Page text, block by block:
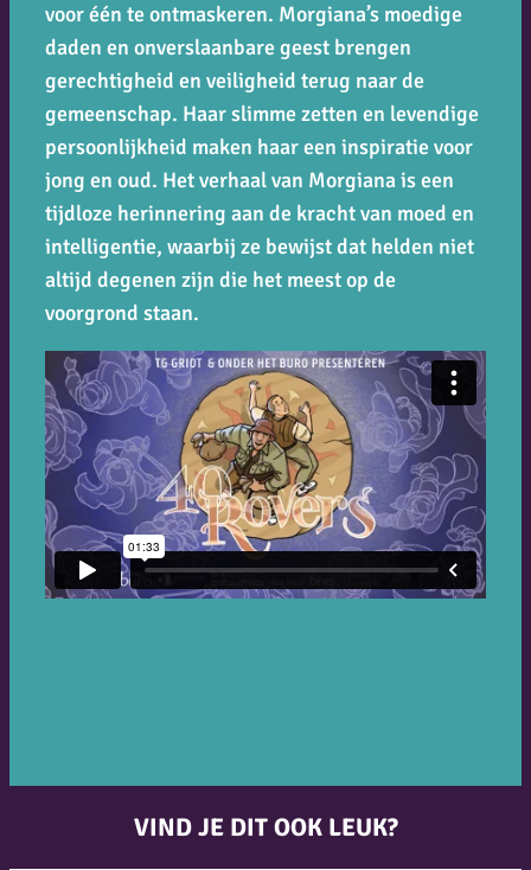
voor één te ontmaskeren. Morgiana’s moedige
daden en onverslaanbare geest brengen
gerechtigheid en veiligheid terug naar de
gemeenschap. Haar slimme zetten en levendige
persoonlijkheid maken haar een inspiratie voor
jong en oud. Het verhaal van Morgiana is een
tijdloze herinnering aan de kracht van moed en
intelligentie, waarbij ze bewijst dat helden niet
altijd degenen zijn die het meest op de
voorgrond staan.
VIND JE DIT OOK LEUK?